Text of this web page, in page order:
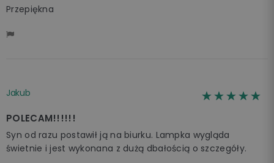
Przepiękna
Jakub ☆☆☆☆☆
★★★★★
POLECAM!!!!!!
Syn od razu postawił ją na biurku. Lampka wygląda
świetnie i jest wykonana z dużą dbałością o szczegóły.